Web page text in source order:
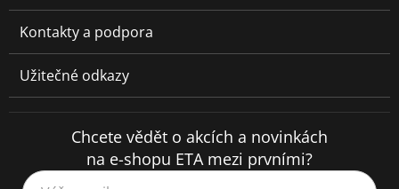
Kontakty a podpora
Užitečné odkazy
Chcete vědět o akcích a novinkách
na e-shopu ETA mezi prvními?
Váš e-mail